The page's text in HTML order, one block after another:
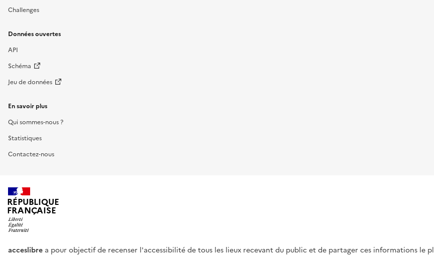
Challenges
Données ouvertes
API
Schéma
Jeu de données
En savoir plus
Qui sommes-nous ?
Statistiques
Contactez-nous
RÉPUBLIQUE
FRANÇAISE
acceslibre a pour objectif de recenser l'accessibilité de tous les lieux recevant du public et de partager ces informations le